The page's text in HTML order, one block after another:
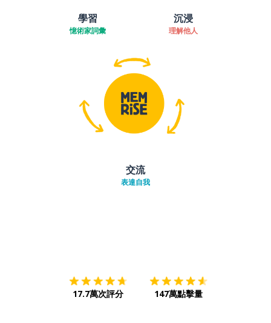
學習
憶術家詞彙
沉浸
理解他人
交流
表達自我
17.7萬次評分 147萬點擊量